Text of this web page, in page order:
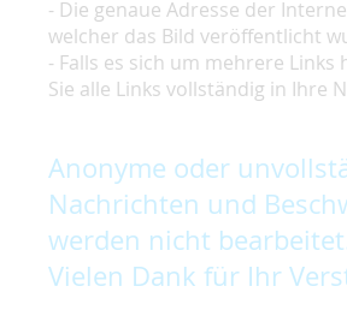
- Die genaue Adresse der
welcher das Bild veröffentlicht
- Falls es sich um mehrere Links
Sie alle Links vollständig in Ihre
Anonyme oder
Nachrichten und
werden nicht
Vielen Dank für Ihr